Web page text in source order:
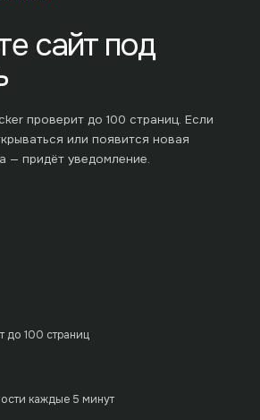
сайт под
проверит до 100 страниц. Если
или появится новая
— придёт уведомление.
до 100 страниц
каждые 5 минут